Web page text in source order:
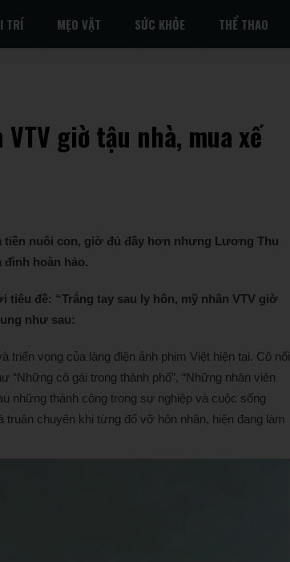
TRÍ MẸO VẶT SỨC KHỎE THỂ THAO
giờ tậu nhà, mua xế
nuôi con, giờ đủ đầy hơn nhưng Lương Thu
hoàn hảo.
đề: “Trắng tay sau ly hôn, mỹ nhân VTV giờ
như sau:
triển vọng của làng điện ảnh phim Việt hiện tại. Cô nổi
cô gái trong thành phố”, “Những nhân viên
những thành công trong sự nghiệp và cuộc sống
chuyên khi từng đổ vỡ hôn nhân, hiện đang làm